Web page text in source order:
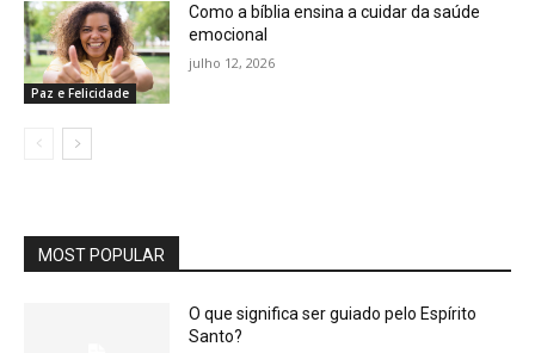
Paz e Felicidade
Como a bíblia ensina a cuidar da saúde
emocional
julho 12, 2026
MOST POPULAR
O que significa ser guiado pelo Espírito
Santo?